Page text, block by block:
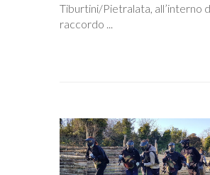
Tiburtini/Pietralata, all’interno
raccordo ...